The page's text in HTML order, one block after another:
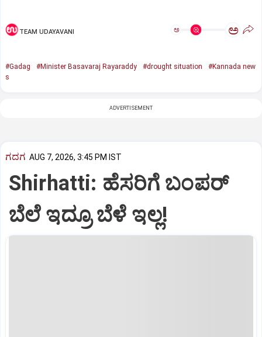
TEAM UDAYAVANI ಅ ಅ
#Gadag #Minister Basavaraj Rayaraddy #drought situation
#Kannada new
s
ADVERTISEMENT
ಗದಗ AUG 7, 2026, 3:45 PM IST
Shirhatti: ಹೆಸರಿಗೆ ಬಂಪರ್
ಬೆಲೆ ಇದ್ರೂ ಬೆಳೆ ಇಲ್ಲ!